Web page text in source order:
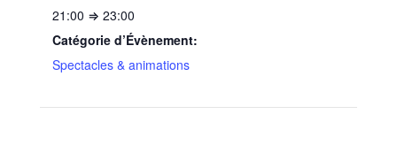
21:00 ⇒ 23:00
Catégorie d’Évènement:
Spectacles & animations